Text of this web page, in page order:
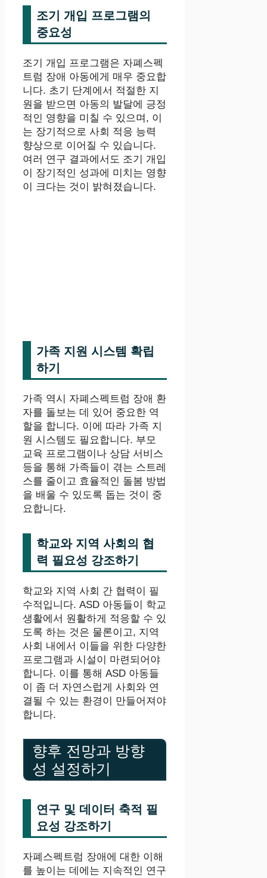
조기 개입 프로그램의
중요성
조기 개입 프로그램은 자폐스펙
트럼 장애 아동에게 매우 중요합
니다. 초기 단계에서 적절한 지
원을 받으면 아동의 발달에 긍정
적인 영향을 미칠 수 있으며, 이
는 장기적으로 사회 적응 능력
향상으로 이어질 수 있습니다.
여러 연구 결과에서도 조기 개입
이 장기적인 성과에 미치는 영향
이 크다는 것이 밝혀졌습니다.
가족 지원 시스템 확립
하기
가족 역시 자폐스펙트럼 장애 환
자를 돌보는 데 있어 중요한 역
할을 합니다. 이에 따라 가족 지
원 시스템도 필요합니다. 부모
교육 프로그램이나 상담 서비스
등을 통해 가족들이 겪는 스트레
스를 줄이고 효율적인 돌봄 방법
을 배울 수 있도록 돕는 것이 중
요합니다.
학교와 지역 사회의 협
력 필요성 강조하기
학교와 지역 사회 간 협력이 필
수적입니다. ASD 아동들이 학교
생활에서 원활하게 적응할 수 있
도록 하는 것은 물론이고, 지역
사회 내에서 이들을 위한 다양한
프로그램과 시설이 마련되어야
합니다. 이를 통해 ASD 아동들
이 좀 더 자연스럽게 사회와 연
결될 수 있는 환경이 만들어져야
합니다.
향후 전망과 방향
성 설정하기
연구 및 데이터 축적 필
요성 강조하기
자폐스펙트럼 장애에 대한 이해
를 높이는 데에는 지속적인 연구